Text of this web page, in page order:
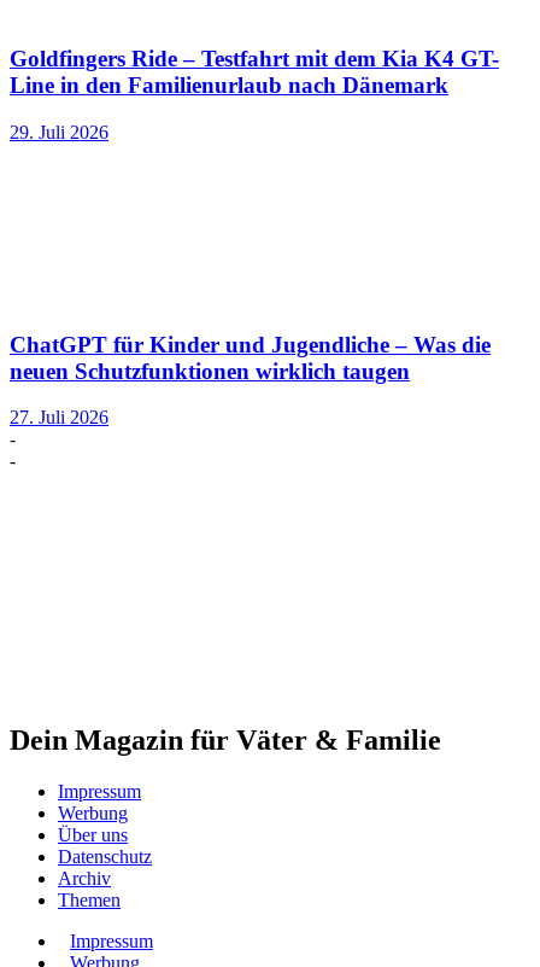
Goldfingers Ride – Testfahrt mit dem Kia K4 GT-
Line in den Familienurlaub nach Dänemark
29. Juli 2026
ChatGPT für Kinder und Jugendliche – Was die
neuen Schutzfunktionen wirklich taugen
27. Juli 2026
-
-
Dein Magazin für Väter & Familie
Impressum
Werbung
Über uns
Datenschutz
Archiv
Themen
Impressum